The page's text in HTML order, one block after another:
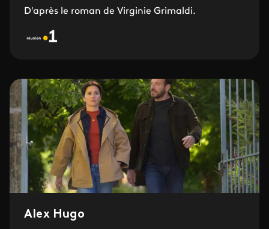
D'après le roman de Virginie Grimaldi.
Alex Hugo